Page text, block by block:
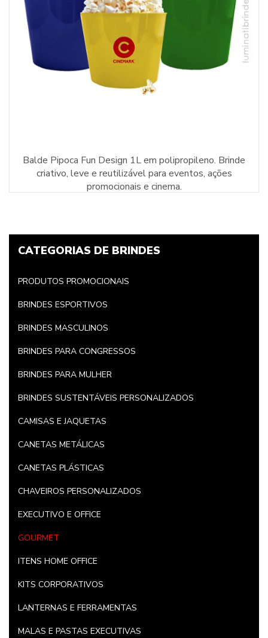
Balde Pipoca Fun Design 1L em polipropileno. Brinde
criativo, leve e reutilizável para eventos, ações
promocionais e cinema.
CATEGORIAS DE BRINDES
PRODUTOS PROMOCIONAIS
BRINDES ESPORTIVOS
BRINDES MASCULINOS
BRINDES PARA CONGRESSOS
BRINDES PARA MULHER
BRINDES SUSTENTÁVEIS PERSONALIZADOS
CAMISAS E JAQUETAS
CANETAS METÁLICAS
CANETAS PLÁSTICAS
CHAVEIROS PERSONALIZADOS
EXECUTIVO E OFFICE
GOURMET
ITENS HOME OFFICE
KITS CORPORATIVOS
LANTERNAS E FERRAMENTAS
MALAS E PASTAS EXECUTIVAS